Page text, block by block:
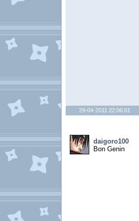
29-04-2011 22:06:01
daigoro100
Bon Genin